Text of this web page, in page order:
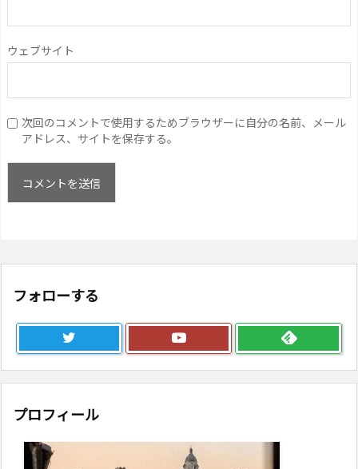
ウェブサイト
次回のコメントで使用するためブラウザーに自分の名前、メール
アドレス、サイトを保存する。
フォローする
プロフィール